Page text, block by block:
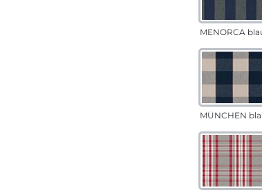
MENORCA
MÜNCHEN